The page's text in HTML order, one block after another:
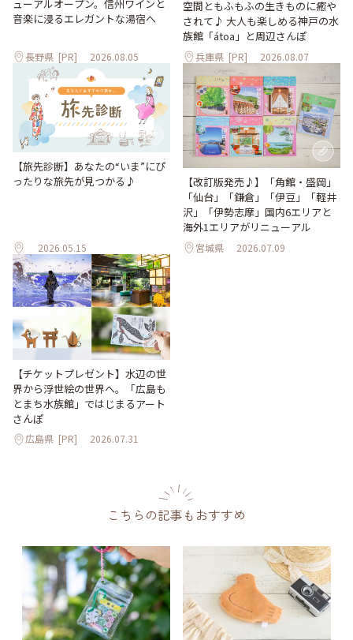
ューアルオープン。信州ワインと
音楽に浸るエレガントな湯宿へ
長野県 [PR] 2026.08.05
空間ともふもふの生きものに癒や
されて♪ 大人も楽しめる神戸の水
族館「átoa」と周辺さんぽ
兵庫県 [PR] 2026.08.07
【旅先診断】あなたの“いま”にぴ
ったりな旅先が見つかる♪
2026.05.15
【改訂版発売♪】「角館・盛岡」
「仙台」「鎌倉」「伊豆」「軽井
沢」「伊勢志摩」国内6エリアと
海外1エリアがリニューアル
宮城県 2026.07.09
【チケットプレゼント】水辺の世
界から浮世絵の世界へ。「広島も
とまち水族館」ではじまるアート
さんぽ
広島県 [PR] 2026.07.31
こちらの記事もおすすめ